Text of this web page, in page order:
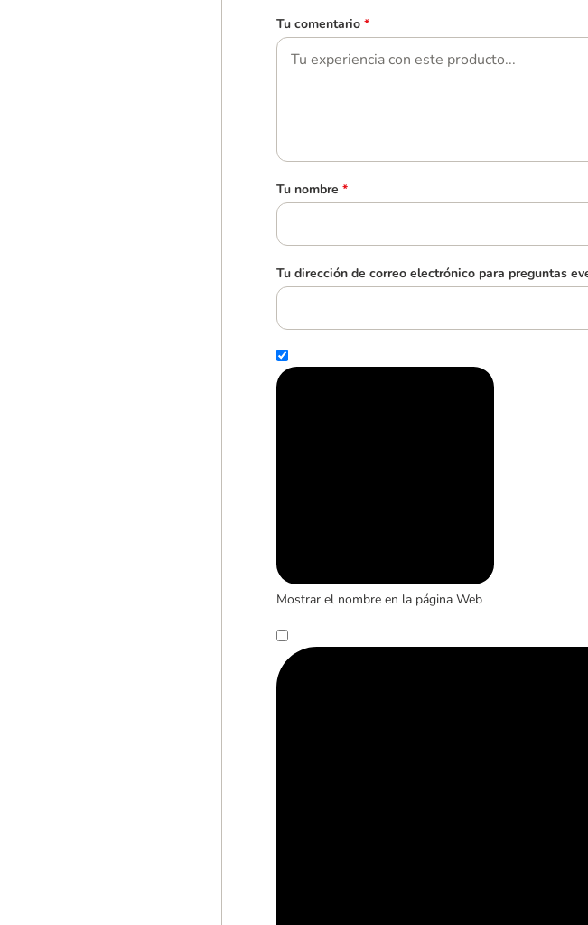
Tu comentario *
Tu nombre *
Tu dirección de correo electrónico para preguntas
Mostrar el nombre en la página Web